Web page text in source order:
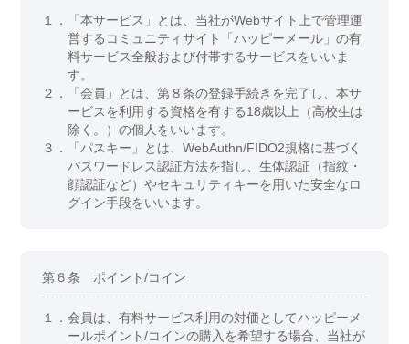
１．
「本サービス」とは、当社がWebサイト上で管理運
営するコミュニティサイト「ハッピーメール」の有
料サービス全般および付帯するサービスをいいま
す。
２．
「会員」とは、第８条の登録手続きを完了し、本サ
ービスを利用する資格を有する18歳以上（高校生は
除く。）の個人をいいます。
３．
「パスキー」とは、WebAuthn/FIDO2規格に基づく
パスワードレス認証方法を指し、生体認証（指紋・
顔認証など）やセキュリティキーを用いた安全なロ
グイン手段をいいます。
第６条 ポイント/コイン
１．会員は、有料サービス利用の対価としてハッピーメ
ールポイント/コインの購入を希望する場合、当社が